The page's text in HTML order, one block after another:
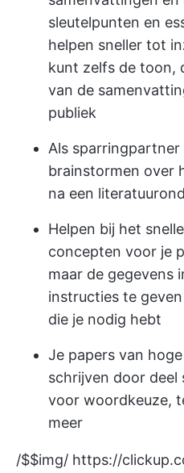
sleutelpunten en
helpen sneller tot
kunt zelfs de toon,
van de
publiek
Als
brainstormen over
na een
Helpen bij het
concepten voor je
maar de gegevens
instructies te
die je nodig hebt
Je papers van
schrijven door deel
voor woordkeuze,
meer
/$$img/ https://